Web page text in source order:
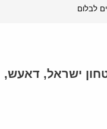
לבלום
ישראל, דאעש,